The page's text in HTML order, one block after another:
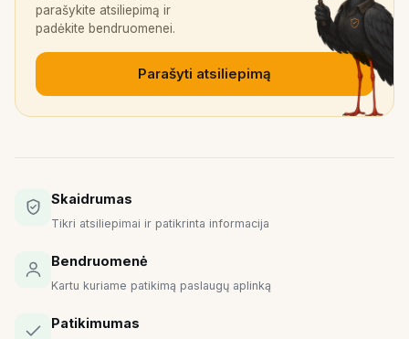
parašykite atsiliepimą ir
padėkite bendruomenei.
Parašyti atsiliepimą
Skaidrumas
Tikri atsiliepimai ir patikrinta informacija
Bendruomenė
Kartu kuriame patikimą paslaugų aplinką
Patikimumas